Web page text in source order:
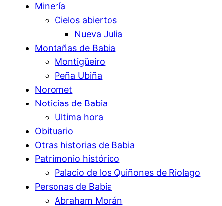
Minería
Cielos abiertos
Nueva Julia
Montañas de Babia
Montigüeiro
Peña Ubiña
Noromet
Noticias de Babia
Ultima hora
Obituario
Otras historias de Babia
Patrimonio histórico
Palacio de los Quiñones de Riolago
Personas de Babia
Abraham Morán